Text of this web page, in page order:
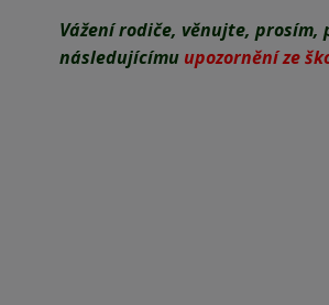
Vážení rodiče, věnujte, prosím,
následujícímu upozornění ze